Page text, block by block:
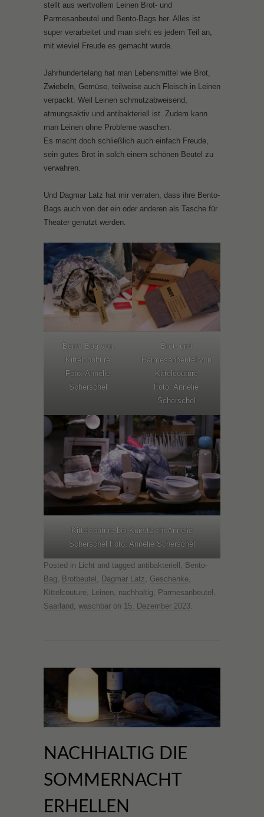
stellt aus wertvollem Leinen Brot- und
Parmesanbeutel und Bento-Bags her. Alles ist
super verarbeitet und man sieht es jedem Teil an,
mit wieviel Freude es gemacht wurde.
Jahrhundertelang hat man Lebensmittel wie Brot,
Zwiebeln, Gemüse, teilweise auch Fleisch in Leinen
verpackt. Weil Leinen schmutzabweisend,
atmungsaktiv und antibakteriell ist. Zudem kann
man Leinen ohne Probleme waschen.
Es macht doch schließlich auch einfach Freude,
sein gutes Brot in solch einem schönen Beutel zu
verwahren.
Und Dagmar Latz hat mir verraten, dass ihre Bento-
Bags auch von der ein oder anderen als Tasche für
Theater genutzt werden.
Bento Bag von
Kittelcoulture
Foto: Annelie
Scherschel
Brot- und
Parmesanbeutel von
Kittelcouture
Foto: Annelie
Scherschel
Kittelcouture bei KunstLicht Annelie
Scherschel Foto: Annelie Scherschel
Posted in Licht and tagged antibakteriell
Bento-
Bag
Brotbeutel Dagmar Latz Geschenke
Kittelcouture Leinen nachhaltig Parmesanbeutel
Saarland waschbar on 15. Dezember 2023
NACHHALTIG DIE
SOMMERNACHT
ERHELLEN